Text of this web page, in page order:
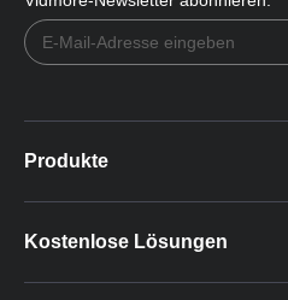
Produkte
Kostenlose Lösungen